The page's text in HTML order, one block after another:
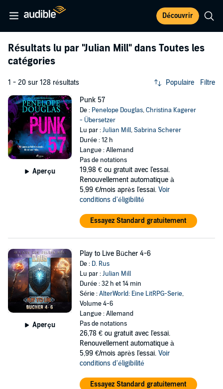
Découvrir
Résultats lu par "Julian Mill" dans Toutes les
catégories
1 - 20 sur 128 résultats Populaire Filtre
Aperçu
Punk 57
De : Penelope Douglas,Christina Kagerer
- Übersetzer
Lu par :Julian Mill,Sabrina Scherer
Durée : 12 h
Langue : Allemand
Pas de notations
19,98 € ou gratuit avec l'essai.
Renouvellement automatique à
5,99 €/mois après l'essai. Voir
conditions d'éligibilité
Essayez Standard gratuitement
Aperçu
Play to Live Bücher 4-6
De : D. Rus
Lu par :Julian Mill
Durée : 32 h et 14 min
Série :AlterWorld: Eine LitRPG-Serie,
Volume 4-6
Langue : Allemand
Pas de notations
26,78 € ou gratuit avec l'essai.
Renouvellement automatique à
5,99 €/mois après l'essai. Voir
conditions d'éligibilité
Essayez Standard gratuitement